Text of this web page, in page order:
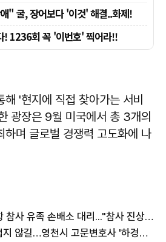
'현지에 직접 찾아가는 서비
광장은 9월 미국에서 총 3개의
하며 글로벌 경쟁력 고도화에 나
원, 제주항공 무안공항 참사 유족 손배소 대리..."참사 진상 명확히 규명"
가난의 어려움에 꿈 접지 않길…영천시 고문변호사 '하경환의 묵묵한 청소년' 응원가